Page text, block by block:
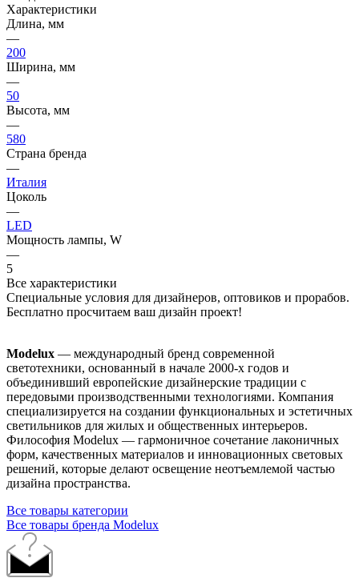
Характеристики
Длина, мм
—
200
Ширина, мм
—
50
Высота, мм
—
580
Страна бренда
—
Италия
Цоколь
—
LED
Мощность лампы, W
—
5
Все характеристики
Специальные условия для дизайнеров, оптовиков и прорабов.
Бесплатно просчитаем ваш дизайн проект!
Modelux — международный бренд современной
светотехники, основанный в начале 2000‑х годов и
объединивший европейские дизайнерские традиции с
передовыми производственными технологиями. Компания
специализируется на создании функциональных и эстетичных
светильников для жилых и общественных интерьеров.
Философия Modelux — гармоничное сочетание лаконичных
форм, качественных материалов и инновационных световых
решений, которые делают освещение неотъемлемой частью
дизайна пространства.
Все товары категории
Все товары бренда Modelux